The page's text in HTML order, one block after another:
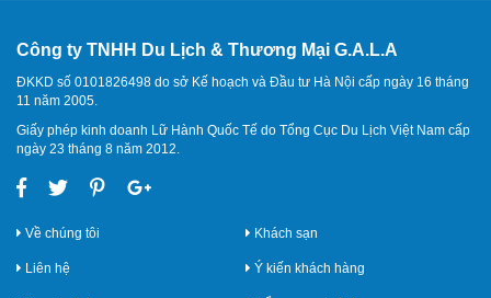
Công ty TNHH Du Lịch & Thương Mại G.A.L.A
ĐKKD số 0101826498 do sở Kế hoạch và Đầu tư Hà Nội cấp ngày 16 tháng
11 năm 2005.
Giấy phép kinh doanh Lữ Hành Quốc Tế do Tổng Cục Du Lịch Việt Nam cấp
ngày 23 tháng 8 năm 2012.
Về chúng tôi
Liên hệ
Khách sạn
Ý kiến khách hàng